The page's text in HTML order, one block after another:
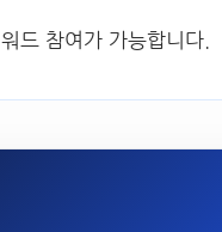
드 참여가 가능합니다.